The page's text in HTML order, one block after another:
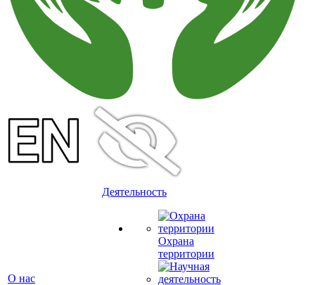
О нас
Деятельность
Охрана
территории